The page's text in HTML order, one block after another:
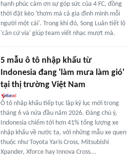
hạnh phúc cảm ơn sự góp sức của 4 FC, đồng
thời đặt kèo 'thơm má cả gia đình mình mỗi
người một cái'. Trong khi đó, Song Luân tiết lộ
'căn cứ vía' giúp team viết nhạc mượt mà.
5 mẫu ô tô nhập khẩu từ
Indonesia đang 'làm mưa làm gió'
tại thị trường Việt Nam
Ô tô nhập khẩu tiếp tục lập kỷ lục mới trong
tháng 6 và nửa đầu năm 2026. Đáng chú ý,
Indonesia chiếm tới hơn 41% tổng lượng xe
nhập khẩu về nước ta, với những mẫu xe quen
thuộc như Toyota Yaris Cross, Mitsubishi
Xpander, Xforce hay Innova Cross...